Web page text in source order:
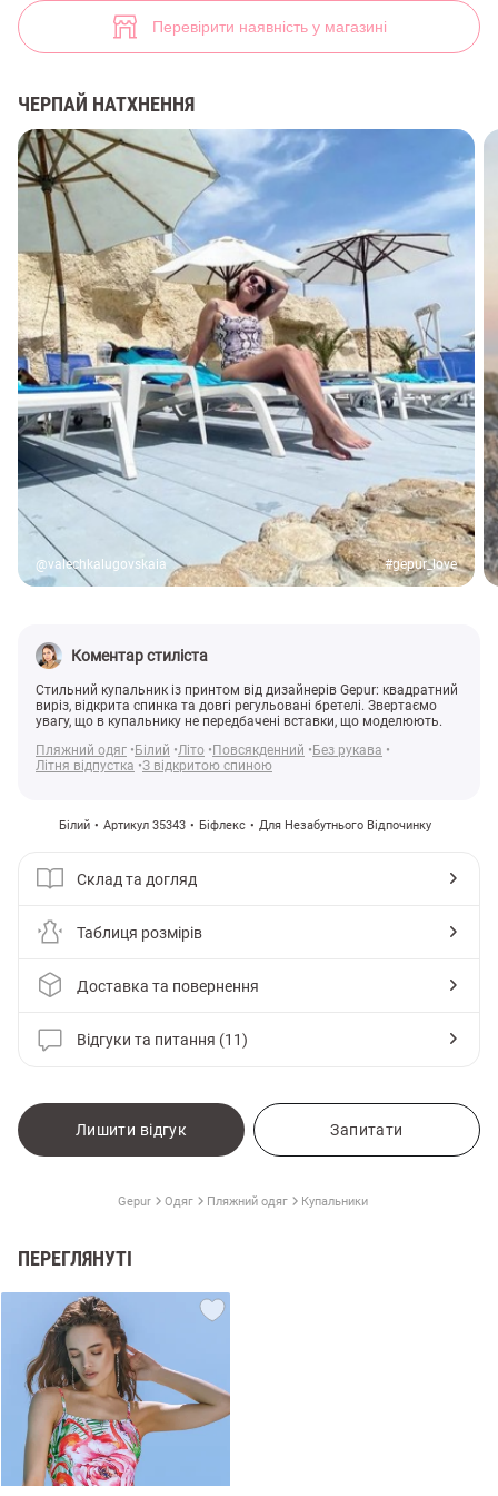
11
Перевірити наявність у магазині
ЧЕРПАЙ НАТХНЕННЯ
@valechkalugovskaia #gepur_love
Коментар стиліста
Стильний купальник із принтом від дизайнерів Gepur: квадратний
виріз, відкрита спинка та довгі регульовані бретелі. Звертаємо
увагу, що в купальнику не передбачені вставки, що моделюють.
Пляжний одяг
Білий Літо Повсякденний
Без рукава
Літня відпустка З відкритою спиною
Білий Артикул 35343 Біфлекс Для Незабутнього Відпочинку
Склад та догляд
Таблиця розмірів
Доставка та повернення
Відгуки та питання (11)
Лишити відгук Запитати
Gepur Одяг Пляжний одяг Купальники
ПЕРЕГЛЯНУТІ
Яскравий суцільний купальник (арт. 35343) ♡ інтернет-магазин